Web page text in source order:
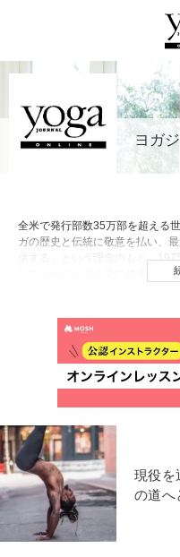
ヨガ
全米で発行部数35万部を超える
ガの歴史と伝統に敬意を払い、
供する」という理念のもと、
してヨガによる心身の健康と幸
現役を
の道へ